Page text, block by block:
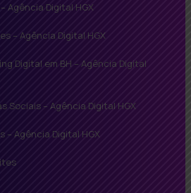
Agência Digital HGX
– Agência Digital HGX
Digital em BH – Agência Digital
Sociais – Agência Digital HGX
– Agência Digital HGX